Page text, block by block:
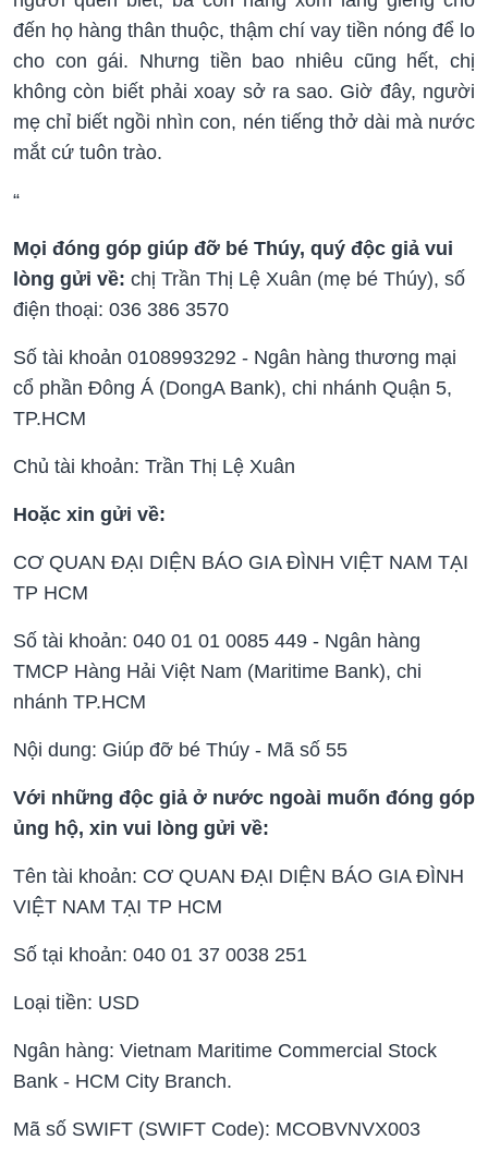
đến họ hàng thân thuộc, thậm chí vay tiền nóng để lo
cho con gái. Nhưng tiền bao nhiêu cũng hết, chị
không còn biết phải xoay sở ra sao. Giờ đây, người
mẹ chỉ biết ngồi nhìn con, nén tiếng thở dài mà nước
mắt cứ tuôn trào.
“
Mọi đóng góp giúp đỡ bé Thúy, quý độc giả vui
lòng gửi về: chị Trần Thị Lệ Xuân (mẹ bé Thúy), số
điện thoại: 036 386 3570
Số tài khoản 0108993292 - Ngân hàng thương mại
cổ phần Đông Á (DongA Bank), chi nhánh Quận 5,
TP.HCM
Chủ tài khoản: Trần Thị Lệ Xuân
Hoặc xin gửi về:
CƠ QUAN ĐẠI DIỆN BÁO GIA ĐÌNH VIỆT NAM TẠI
TP HCM
Số tài khoản: 040 01 01 0085 449 - Ngân hàng
TMCP Hàng Hải Việt Nam (Maritime Bank), chi
nhánh TP.HCM
Nội dung: Giúp đỡ bé Thúy - Mã số 55
Với những độc giả ở nước ngoài muốn đóng góp
ủng hộ, xin vui lòng gửi về:
Tên tài khoản: CƠ QUAN ĐẠI DIỆN BÁO GIA ĐÌNH
VIỆT NAM TẠI TP HCM
Số tại khoản: 040 01 37 0038 251
Loại tiền: USD
Ngân hàng: Vietnam Maritime Commercial Stock
Bank - HCM City Branch.
Mã số SWIFT (SWIFT Code): MCOBVNVX003